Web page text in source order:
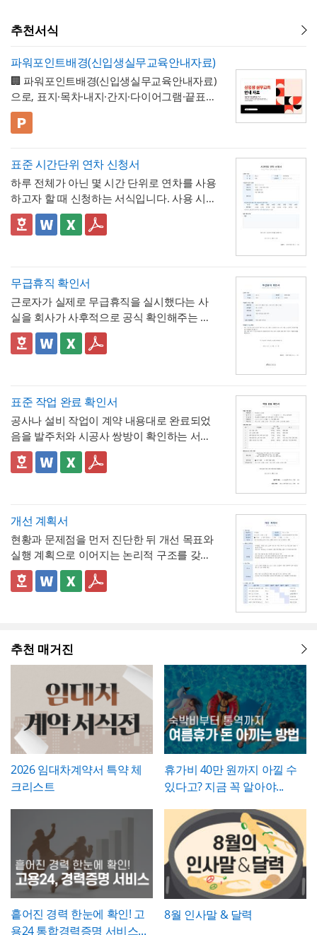
추천서식
파워포인트배경(신입생실무교육안내자료)
🏢 파워포인트배경(신입생실무교육안내자료)
으로, 표지·목차·내지·간지·다이어그램·끝표지
로 구성된 비즈니스 프레젠테이션 템플릿입
니다. 코럴 레드·블랙·크림 컬러와 원형 그래
딱딱하지 않으면서도 세련된 느낌으로 정보
를 전달할 수 있도록 디자인되었습니다. 밝고
경쾌한 톤으로 구성되어 있어 신입 구성원을
대상으로 하는 자료에 특히 잘 어울리며, 신입
생·신입사원 실무교육 안내 자료부터 오리엔
테이션 자료, 사내 교육 매뉴얼, 스터디·워크
안내, 기업의 신입사원 온보딩 자료, 동아리·
학회의 오리엔테이션 자료, 교육기관의 커리
큘럼 소개 등 실무에 필요한 내용을 효과적으
로 정리할 수 있으며, 대학교·기업 인사팀·교
육기관·동아리 및 학회 등 다양한 분야에서 활
💡 사용 꿀팁
입사원 온보딩 자료, 오리엔테이션 자료, 워크
숍 안내서 등으로 다양하게 활용할 수 있습니
다.
▪️ 다이어그램 페이지를 활용하면 교육 커리큘
럼, 진행 일정, 단계별 프로세스 등을 한눈에
보기 쉽게 정리할 수 있습니다.
▪️ 문구와 이미지 교체만으로 대학 신입생 가이
드북, 사내 교육 자료, 동아리 소개 자료 등 다
양한 주제로 응용 가능합니다.
▪️ 코럴 레드와 블랙의 경쾌한 컬러 조합 덕분
* 해당 템플릿에 사용된 폰트는 [ Pretendard
] 입니다.
폰트가 없을 경우 기본 폰트로 보입니다.
* 폰트는 따로 제공되지 않으므로 다운로드
및 변경하여 사용하시기 바랍니다.
표준 시간단위 연차 신청서
하루 전체가 아닌 몇 시간 단위로 연차를 사용
하고자 할 때 신청하는 서식입니다. 사용 시간
을 연차 일수로 환산하는 기준표를 계약서 자
체에 포함하고 있어, 신청자와 승인자 모두 몇
✅ 이 서식의 구성 특징
며칠에 해당하는지"를 신청서 자체에서 바로
계산·검증 가능
- 사용시간을 "14:00~16:00(총 2시간)"처럼
시작·종료 시각과 총 시간을 함께 기재하도록
해, 반차보다 세분화된 시간 단위로 병원 진
료, 관공서 방문 등 짧은 용무에 유연하게 대
응
- "회사의 소정근로시간에 따라 차감기준은
달라질 수 있음"이라는 단서를 명시해, 하루 8
시간 근무가 아닌 사업장에서도 환산 기준을
조정해 적용할 수 있음을 안내
- 업무 특이사항란을 별도로 두어, 시간단위
연차 사용으로 인해 발생할 수 있는 업무 공백
표에 제시된 환산 기준은 1일 8시간(주 40시
간) 근무를 전제로 한 것이므로,소정근로시간
이 다른 사업장이라면 이 기준을 그대로 적용
근로시간이 7시간인 사업장이라면 1시간당
을 기준으로 별도의 환산표를 마련해두는 것
이 정확합니다. 또한 법정 연차휴가는 원칙적
으로 1일 단위 사용이 기본이며, 시간단위 사
용은 법적 의무사항이 아니라 회사가 취업규
칙 등을 통해 자율적으로 도입하는 제도이므
무급휴직 확인서
근로자가 실제로 무급휴직을 실시했다는 사
실을 회사가 사후적으로 공식 확인해주는 증
명서입니다. 휴직원(신청서)이 사전 승인 절차
를 위한 문서라면, 이 확인서는 이미 실시된
📣 이 서식의 구성 특징
한눈에 확인할 수 있도록 함
2. "급여 지급여부 : 무급(급여 미지급)"이라는
항목을 별도로 명시해, 이 휴직이 유급이 아닌
무급으로 처리되었음을 문서상 명확히 못박
음
3. "회사 내부 규정에 따른 휴직 기준이 적용
되었음을 확인한다"는 문구로, 이 무급휴직이
임의가 아니라 회사의 정식 내부 규정 절차를
거쳐 승인·실시되었음을 명시
4. 확인자(경영지원팀 담당자)의 서명과 회사
직인으로 마무리해, 근로자가 이 문서를 대외
무급휴직 확인서는
히 계산해 기재하는 것이 가장 중요합니다. 휴
직 시작일과 종료일을 실제 승인된 휴직원 내
실제 일수를 정확히 세어 기재해야 이후 급여
정" 등 적정 수준으로 기재하는 것이 일반적이
며, 필요한 경우에만 구체적인 사유를 명시하
는 것이 좋습니다. 이 확인서를 발급한 이후에
는 반드시 4대보험 관련 신고(납부예외 신청
등)가 함께 이루어졌는지 확인하고, 급여대장
에도 해당 기간이 무급으로 정확히 반영되었
는지 재차 점검하시기 바랍니다.
표준 작업 완료 확인서
공사나 설비 작업이 계약 내용대로 완료되었
음을 발주처와 시공사 쌍방이 확인하는 서식
입니다. 작업항목별로 계획 수량과 완료 수량
을 나란히 대조하고, 하자 여부와 하자보증기
증할 수 있는 것이 특징입니다.
✅ 계획 대비 완료 수량 검증 및 하자 확인 관
다면 반드시 비고란에 그 사유(예 : 설계 변경,
현장 여건상 수량 조정 등)를 구체적으로 기재
해야 하며, 임의로 수량을 맞춰 기재하는 일이
없도록 해야 합니다. 하자여부를 "하자 없
음"으로 확인하는 경우에도 하자보증기간 내
에 새로운 하자가 발견될 수 있으므로, 이 확
💡 작성 팁
작업 완료 확인서는계획과 완료의 정확한 대
조가 가장 중요 하므로, 현장 실사를 통해 실제
완료된 개소·수량을 정확히 확인한 뒤 계획 수
수량 차이가 발생했는지 근거를 확인할 수 있
도록 하는 것이 중요합니다. 특이사항란에는
작업 중 발견된 예상치 못한 사항(부식, 노후
배선 등)과 그에 대한 처리 결과를 함께 기록
해, 계약 범위를 벗어난 추가 작업이 있었다면
그 사실과 처리 근거를 명확히 남겨두시기 바
랍니다. 하자여부는 실제 현장 점검 결과에 따
라 정확히 체크하고, 하자가 있는 경우에는 내
용을 구체적으로 기재해 향후 보수 책임의 근
거로 삼을 수 있도록 하는 것이 좋습니다. 마
지막으로 발주처와 시공사 양측의 서명은 실
제 현장 검수에 참여한 담당자가 직접 하도록
하여, 이 확인서가 형식적 서류가 아니라 실질
적인 검증을 거친 문서로서의 효력을 갖도록
관리하시기 바랍니다.
개선 계획서
현황과 문제점을 먼저 진단한 뒤 개선 목표와
실행 계획으로 이어지는 논리적 구조를 갖춘
업무 개선 보고서입니다. 개선분야를 IT·전산,
업무 프로세스, 안전, 품질 등으로 체크박스
👔 이 서식의 구성 특징
가능
나누어 구성해, 단순 현상 나열이 아니라
개선이 필요한지 논리적 인과관계를 명확히
- 개선 목표와 기대효과를 구분해, 무엇을 이
룰 것인지(목표)와 그 결과 무엇이 좋아지는지
(효과)를 별도로 서술함으로써 보고받는 결재
권자가투자 대비 효과를 판단
하기 쉽도록 구
성
- 단계별 실행 계획표에 담당자와 주차별 일정
(0월0주~0월0주)을 매트릭스 형태로 배치해,
각 실행 단계가 언제 진행되는지
간트차트처
럼 시각적으로 확인
- 예산(안)을 부가세 포함 금액으로 상단에 명
시해, 개선 계획의 실행 가능성을
예산 규모
측면에서도 함께 검토할 수 있도록 함
💡 작성 팁
개선 계획서는
현황과 문제점을 최대한 구체
니다. "노후화되었다", "느리다"처럼 막연한
표현 대신 실제 사용연수, 장애 발생 빈도, 소
요 시간 등 정량적 근거를 제시하면 개선의 필
요성이 훨씬 명확하게 전달됩니다. 개선 목표
는 문제점에서 언급한 리스크가 해소되는 방
향으로 구체적으로 서술하고, 기대효과는 가
능한 한 수치화(업무시간 단축 몇 시간, 만족
도 개선 등)해 목표와의 인과관계가 드러나도
추천 매거진
2026 임대차계약서 특약 체
크리스트
휴가비 40만 원까지 아낄 수
있다고? 지금 꼭 알아야...
흩어진 경력 한눈에 확인! 고
용24 통합경력증명 서비스...
8월 인사말 & 달력